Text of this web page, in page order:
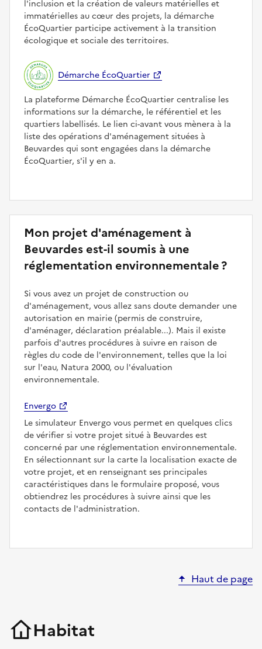
l'inclusion et la création de valeurs matérielles et
immatérielles au cœur des projets, la démarche
ÉcoQuartier participe activement à la transition
écologique et sociale des territoires.
Démarche ÉcoQuartier
La plateforme Démarche ÉcoQuartier centralise les
informations sur la démarche, le référentiel et les
quartiers labellisés. Le lien ci-avant vous mènera à la
liste des opérations d'aménagement situées à
Beuvardes qui sont engagées dans la démarche
ÉcoQuartier, s'il y en a.
Mon projet d'aménagement à
Beuvardes est-il soumis à une
réglementation environnementale ?
Si vous avez un projet de construction ou
d'aménagement, vous allez sans doute demander une
autorisation en mairie (permis de construire,
d'aménager, déclaration préalable...). Mais il existe
parfois d'autres procédures à suivre en raison de
règles du code de l'environnement, telles que la loi
sur l'eau, Natura 2000, ou l'évaluation
environnementale.
Envergo
Le simulateur Envergo vous permet en quelques clics
de vérifier si votre projet situé à Beuvardes est
concerné par une réglementation environnementale.
En sélectionnant sur la carte la localisation exacte de
votre projet, et en renseignant ses principales
caractéristiques dans le formulaire proposé, vous
obtiendrez les procédures à suivre ainsi que les
contacts de l'administration.
Haut de page
Habitat